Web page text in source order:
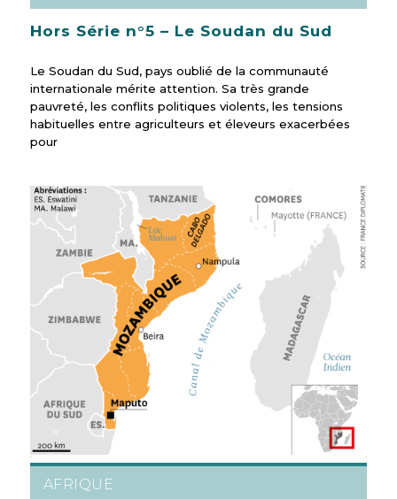
Hors Série n°5 – Le Soudan du Sud
Le Soudan du Sud, pays oublié de la communauté
internationale mérite attention. Sa très grande
pauvreté, les conflits politiques violents, les tensions
habituelles entre agriculteurs et éleveurs exacerbées
pour
AFRIQUE